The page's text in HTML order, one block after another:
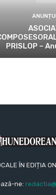
PRISLOP –
ÎN EDIȚIA
ne: